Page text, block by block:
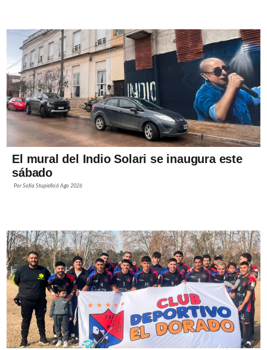
El mural del Indio Solari se inaugura este
sábado
PorSofía Stupiello6 Ago 2026